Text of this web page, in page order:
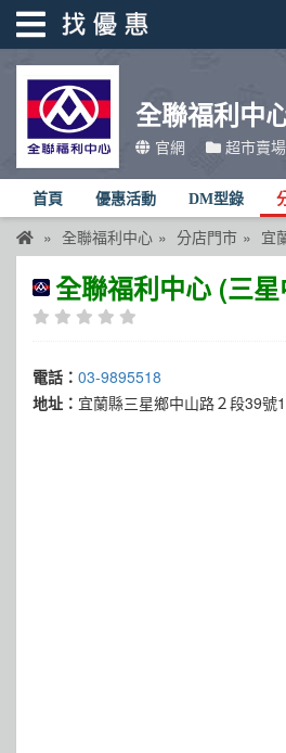
全聯福利中
官網 超市賣場
首頁 優惠活動 DM型錄
全聯福利中心 分店門市 宜
全聯福利中心 (三
電話： 03-9895518
地址： 宜蘭縣三星鄉中山路２段39號
找優惠
優惠活動
折價卷
線上DM
品牌總覽